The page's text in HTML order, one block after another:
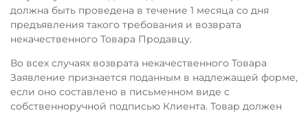
должна быть проведена в течение 1 месяца со дня
предъявления такого требования и возврата
некачественного Товара Продавцу.
Во всех случаях возврата некачественного Товара
Заявление признается поданным в надлежащей форме,
если оно составлено в письменном виде с
собственноручной подписью Клиента. Товар должен